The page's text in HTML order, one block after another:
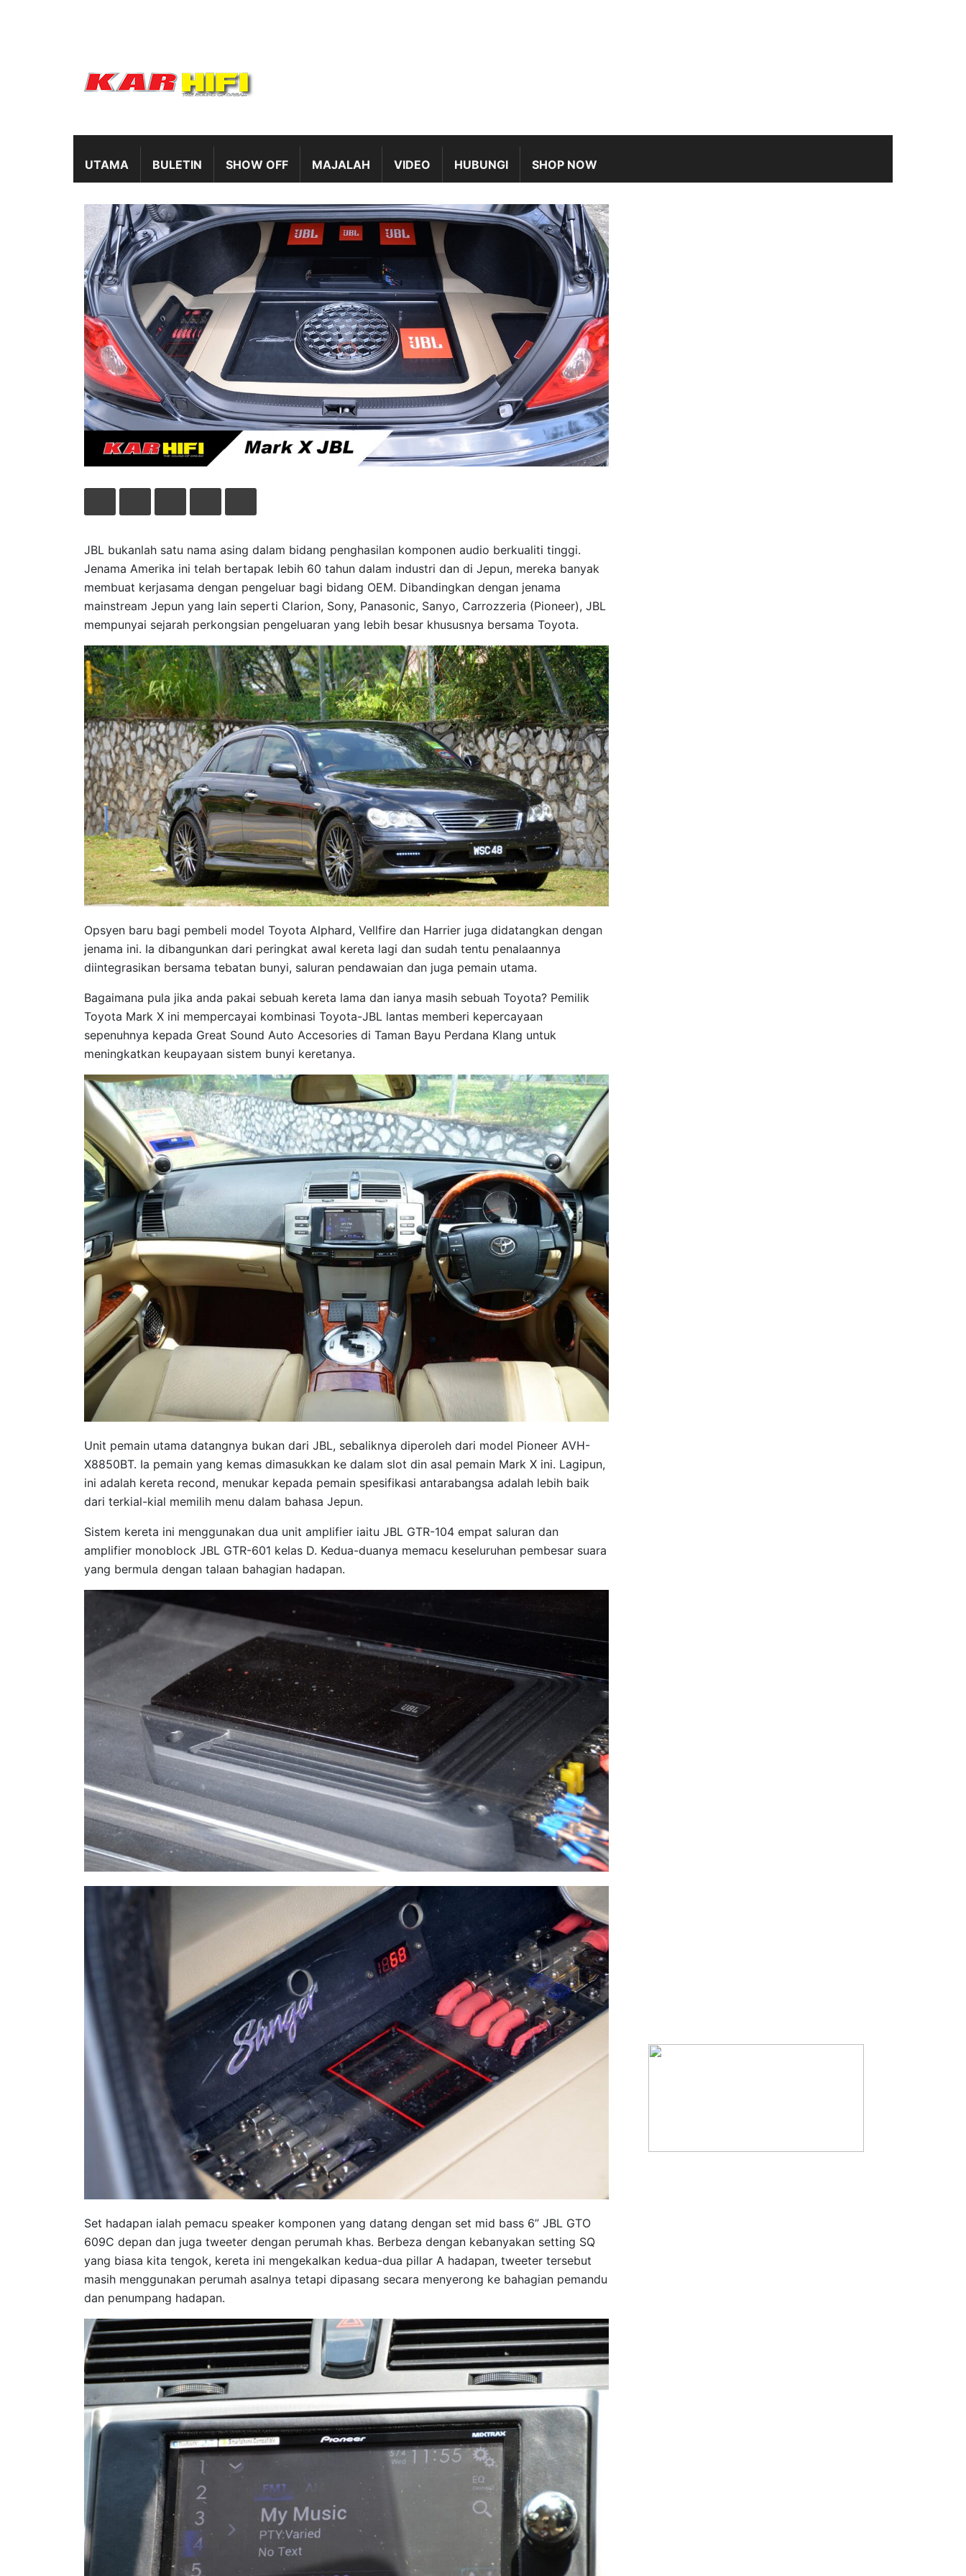
UTAMA BULETIN SHOW OFF MAJALAH VIDEO HUBUNGI SHOP NOW
JBL bukanlah satu nama asing dalam bidang penghasilan komponen audio berkualiti tinggi.
Jenama Amerika ini telah bertapak lebih 60 tahun dalam industri dan di Jepun, mereka banyak
membuat kerjasama dengan pengeluar bagi bidang OEM. Dibandingkan dengan jenama
mainstream Jepun yang lain seperti Clarion, Sony, Panasonic, Sanyo, Carrozzeria (Pioneer), JBL
mempunyai sejarah perkongsian pengeluaran yang lebih besar khususnya bersama Toyota.
Opsyen baru bagi pembeli model Toyota Alphard, Vellfire dan Harrier juga didatangkan dengan
jenama ini. Ia dibangunkan dari peringkat awal kereta lagi dan sudah tentu penalaannya
diintegrasikan bersama tebatan bunyi, saluran pendawaian dan juga pemain utama.
Bagaimana pula jika anda pakai sebuah kereta lama dan ianya masih sebuah Toyota? Pemilik
Toyota Mark X ini mempercayai kombinasi Toyota-JBL lantas memberi kepercayaan
sepenuhnya kepada Great Sound Auto Accesories di Taman Bayu Perdana Klang untuk
meningkatkan keupayaan sistem bunyi keretanya.
Unit pemain utama datangnya bukan dari JBL, sebaliknya diperoleh dari model Pioneer AVH-
X8850BT. Ia pemain yang kemas dimasukkan ke dalam slot din asal pemain Mark X ini. Lagipun,
ini adalah kereta recond, menukar kepada pemain spesifikasi antarabangsa adalah lebih baik
dari terkial-kial memilih menu dalam bahasa Jepun.
Sistem kereta ini menggunakan dua unit amplifier iaitu JBL GTR-104 empat saluran dan
amplifier monoblock JBL GTR-601 kelas D. Kedua-duanya memacu keseluruhan pembesar suara
yang bermula dengan talaan bahagian hadapan.
Set hadapan ialah pemacu speaker komponen yang datang dengan set mid bass 6” JBL GTO
609C depan dan juga tweeter dengan perumah khas. Berbeza dengan kebanyakan setting SQ
yang biasa kita tengok, kereta ini mengekalkan kedua-dua pillar A hadapan, tweeter tersebut
masih menggunakan perumah asalnya tetapi dipasang secara menyerong ke bahagian pemandu
dan penumpang hadapan.